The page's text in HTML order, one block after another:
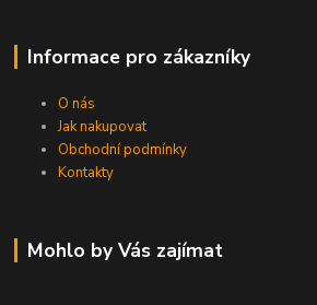
Informace pro zákazníky
O nás
Jak nakupovat
Obchodní podmínky
Kontakty
Mohlo by Vás zajímat